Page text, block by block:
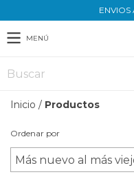
MENÚ
Inicio / Productos
Ordenar por